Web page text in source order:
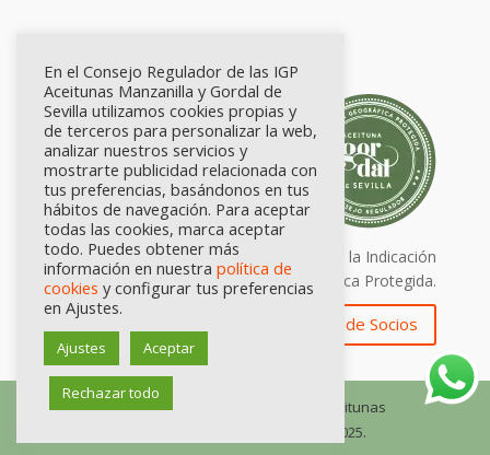
Calidad certificada por Origen. Sellos de la Indicación
Geográfica Protegida.
Zona de Socios
© Consejo Regulador de las IGP Aceitunas
Manzanilla y Gordal de Sevilla, 2025.
En el Consejo Regulador de las IGP
Aceitunas Manzanilla y Gordal de
Sevilla utilizamos cookies propias y
de terceros para personalizar la web,
analizar nuestros servicios y
mostrarte publicidad relacionada con
tus preferencias, basándonos en tus
hábitos de navegación. Para aceptar
todas las cookies, marca aceptar
todo. Puedes obtener más
información en nuestra política de
cookies y configurar tus preferencias
en Ajustes.
Ajustes Aceptar
Rechazar todo